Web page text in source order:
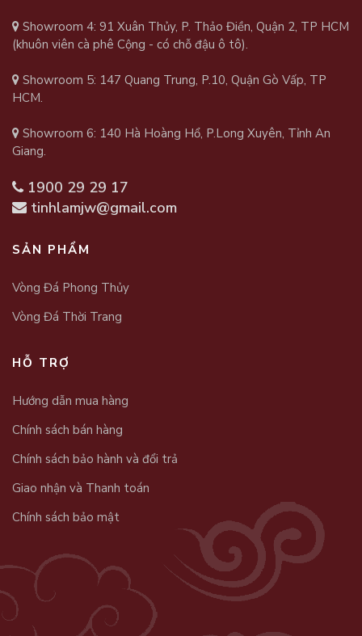
Showroom 4: 91 Xuân Thủy, P. Thảo Điền, Quận 2, TP HCM
(khuôn viên cà phê Cộng - có chỗ đậu ô tô).
Showroom 5: 147 Quang Trung, P.10, Quận Gò Vấp, TP
HCM.
Showroom 6: 140 Hà Hoàng Hổ, P.Long Xuyên, Tỉnh An
Giang.
1900 29 29 17
tinhlamjw@gmail.com
SẢN PHẨM
Vòng Đá Phong Thủy
Vòng Đá Thời Trang
HỖ TRỢ
Hướng dẫn mua hàng
Chính sách bán hàng
Chính sách bảo hành và đổi trả
Giao nhận và Thanh toán
Chính sách bảo mật